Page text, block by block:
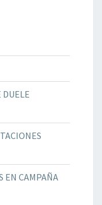
DUELE
EN CAMPAÑA